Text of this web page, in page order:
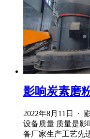
影响炭素磨
2022年8月11日 ·
设备质量 质量是影
备厂家生产工艺先